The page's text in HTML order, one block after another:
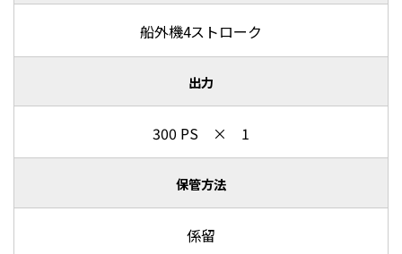
船外機4ストローク
出力
300 PS × 1
保管方法
係留